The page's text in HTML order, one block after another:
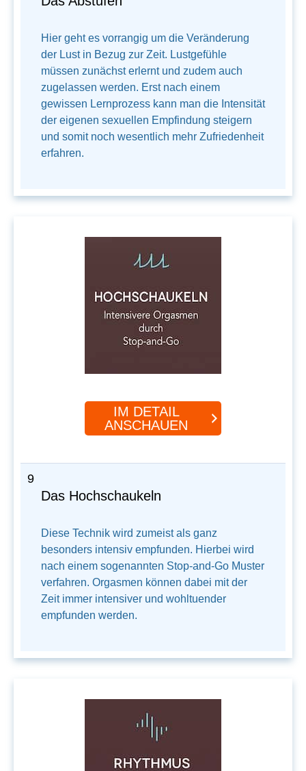
Hier geht es vorrangig um die Veränderung
der Lust in Bezug zur Zeit. Lustgefühle
müssen zunächst erlernt und zudem auch
zugelassen werden. Erst nach einem
gewissen Lernprozess kann man die Intensität
der eigenen sexuellen Empfindung steigern
und somit noch wesentlich mehr Zufriedenheit
erfahren.
IM DETAIL
ANSCHAUEN
9
Das Hochschaukeln
Diese Technik wird zumeist als ganz
besonders intensiv empfunden. Hierbei wird
nach einem sogenannten Stop-and-Go Muster
verfahren. Orgasmen können dabei mit der
Zeit immer intensiver und wohltuender
empfunden werden.